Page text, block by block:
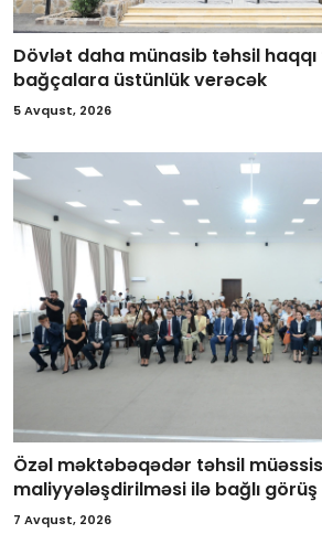
Dövlət daha münasib təhsil
bağçalara üstünlük verəcək
5 Avqust, 2026
Özəl məktəbəqədər təhsil
maliyyələşdirilməsi ilə bağlı
7 Avqust, 2026